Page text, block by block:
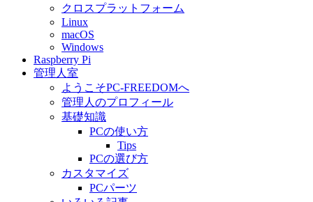
クロスプラットフォーム
Linux
macOS
Windows
Raspberry Pi
管理人室
ようこそPC-FREEDOMへ
管理人のプロフィール
基礎知識
PCの使い方
Tips
PCの選び方
カスタマイズ
PCパーツ